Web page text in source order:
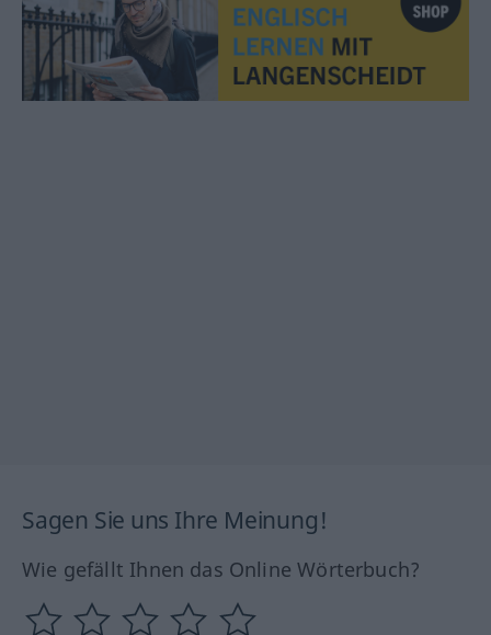
Sagen Sie uns Ihre Meinung!
Wie gefällt Ihnen das Online Wörterbuch?